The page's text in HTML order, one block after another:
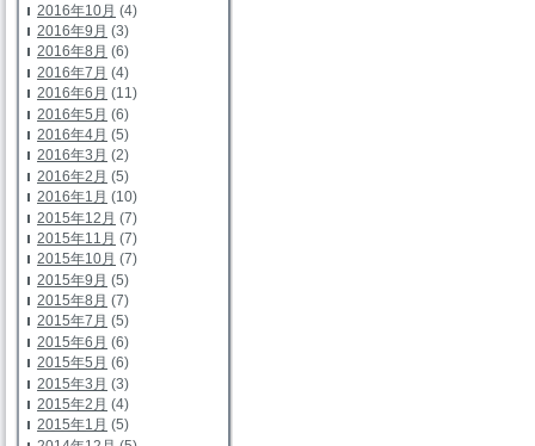
2016年10月 (4)
2016年9月 (3)
2016年8月 (6)
2016年7月 (4)
2016年6月 (11)
2016年5月 (6)
2016年4月 (5)
2016年3月 (2)
2016年2月 (5)
2016年1月 (10)
2015年12月 (7)
2015年11月 (7)
2015年10月 (7)
2015年9月 (5)
2015年8月 (7)
2015年7月 (5)
2015年6月 (6)
2015年5月 (6)
2015年3月 (3)
2015年2月 (4)
2015年1月 (5)